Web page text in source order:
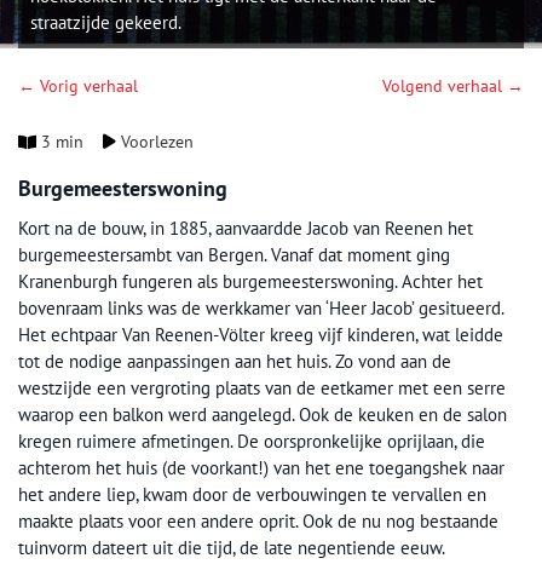
straatzijde gekeerd.
← Vorig verhaal Volgend verhaal →
3 min Voorlezen
Burgemeesterswoning
Kort na de bouw, in 1885, aanvaardde Jacob van Reenen het
burgemeestersambt van Bergen. Vanaf dat moment ging
Kranenburgh fungeren als burgemeesterswoning. Achter het
bovenraam links was de werkkamer van ‘Heer Jacob’ gesitueerd.
Het echtpaar Van Reenen-Völter kreeg vijf kinderen, wat leidde
tot de nodige aanpassingen aan het huis. Zo vond aan de
westzijde een vergroting plaats van de eetkamer met een serre
waarop een balkon werd aangelegd. Ook de keuken en de salon
kregen ruimere afmetingen. De oorspronkelijke oprijlaan, die
achterom het huis (de voorkant!) van het ene toegangshek naar
het andere liep, kwam door de verbouwingen te vervallen en
maakte plaats voor een andere oprit. Ook de nu nog bestaande
tuinvorm dateert uit die tijd, de late negentiende eeuw.